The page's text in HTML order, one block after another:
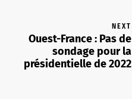
NEXT
Ouest-France : Pas de
sondage pour la
présidentielle de 2022